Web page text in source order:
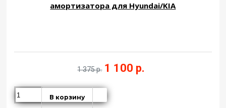
амортизатора для Hyundai/KIA
1 375 р. 1 100 р.
В корзину